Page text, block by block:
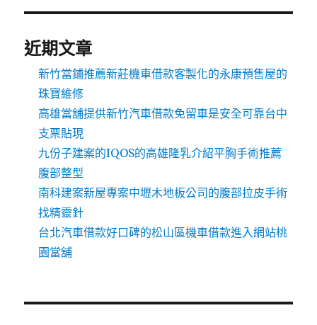
近期文章
新竹當鋪推薦新莊機車借款客製化的永康預售屋的
珠寶維修
高雄當舖提供新竹汽車借款免留車是安全可靠台中
支票貼現
九份子建案的IQOS的高雄隆乳介紹平胸手術推薦
腹部整型
南科建案新屋專案中壢木地板公司的腹部拉皮手術
找精靈針
台北汽車借款好口碑的松山區機車借款進入網站桃
園當舖